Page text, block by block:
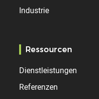
Industrie
Ressourcen
Dienstleistungen
Referenzen